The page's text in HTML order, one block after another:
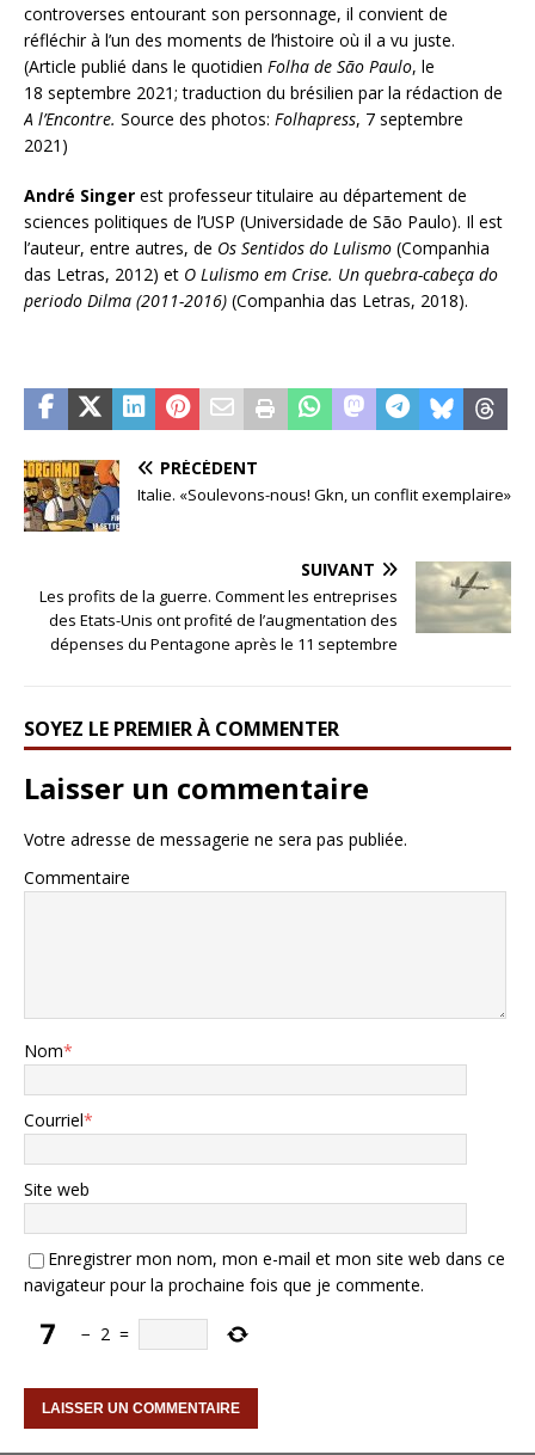
controverses entourant son personnage, il convient de
réfléchir à l’un des moments de l’histoire où il a vu juste.
(Article publié dans le quotidien Folha de São Paulo, le
18 septembre 2021; traduction du brésilien par la rédaction de
A l’Encontre. Source des photos: Folhapress, 7 septembre
2021)
André Singer est professeur titulaire au département de
sciences politiques de l’USP (Universidade de São Paulo). Il est
l’auteur, entre autres, de Os Sentidos do Lulismo (Companhia
das Letras, 2012) et O Lulismo em Crise. Un quebra-cabeça do
periodo Dilma (2011-2016) (Companhia das Letras, 2018).
PRÉCÉDENT
Italie. «Soulevons-nous! Gkn, un conflit exemplaire»
SUIVANT
Les profits de la guerre. Comment les entreprises
des Etats-Unis ont profité de l’augmentation des
dépenses du Pentagone après le 11 septembre
SOYEZ LE PREMIER À COMMENTER
Laisser un commentaire
Votre adresse de messagerie ne sera pas publiée.
Commentaire
Nom*
Courriel*
Site web
Enregistrer mon nom, mon e-mail et mon site web dans ce
navigateur pour la prochaine fois que je commente.
− 2 =